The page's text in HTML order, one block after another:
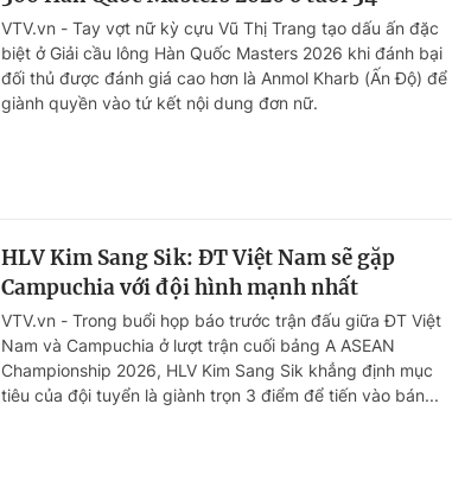
VTV.vn - Tay vợt nữ kỳ cựu Vũ Thị Trang tạo dấu ấn đặc
biệt ở Giải cầu lông Hàn Quốc Masters 2026 khi đánh bại
đối thủ được đánh giá cao hơn là Anmol Kharb (Ấn Độ) để
giành quyền vào tứ kết nội dung đơn nữ.
HLV Kim Sang Sik: ĐT Việt Nam sẽ gặp
Campuchia với đội hình mạnh nhất
VTV.vn - Trong buổi họp báo trước trận đấu giữa ĐT Việt
Nam và Campuchia ở lượt trận cuối bảng A ASEAN
Championship 2026, HLV Kim Sang Sik khẳng định mục
tiêu của đội tuyển là giành trọn 3 điểm để tiến vào bán...